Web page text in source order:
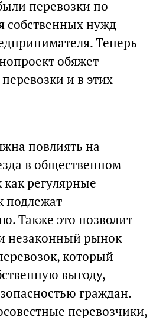
перевозки по
собственных нужд
Теперь
обяжет
и в этих
повлиять на
в общественном
как регулярные
подлежат
Также это позволит
незаконный рынок
который
выгоду,
граждан.
перевозчики,